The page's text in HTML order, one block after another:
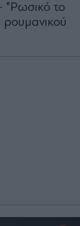
"Ρωσικό το